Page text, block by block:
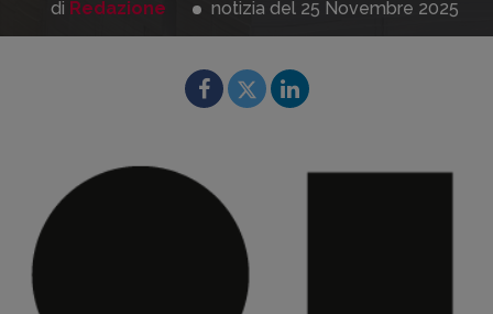
di Redazione notizia del 25 Novembre 2025